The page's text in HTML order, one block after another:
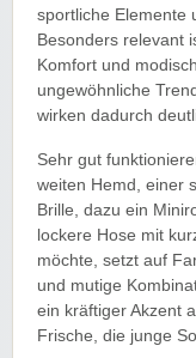
sportliche Elemente
Besonders relevant
Komfort und
ungewöhnliche
wirken dadurch
Sehr gut
weiten Hemd, einer
Brille, dazu ein
lockere Hose mit
möchte, setzt auf
und mutige
ein kräftiger Akzent
Frische, die junge